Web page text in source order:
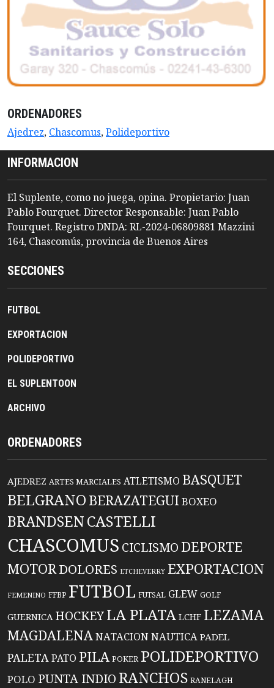
ORDENADORES
Ajedrez, Chascomus,Polideportivo
INFORMACION
El Suplente, como no juega, opina. Propietario: Juan
Pablo Fourquet. Director Responsable: Juan Pablo
Fourquet. Registro DNDA: RL-2024-06809881 Mazzini
164, Chascomús, provincia de Buenos Aires
SECCIONES
FUTBOL
EXPORTACION
POLIDEPORTIVO
EL SUPLENTOON
ARCHIVO
ORDENADORES
AJEDREZ ARTES MARCIALES ATLETISMO BASQUET
BELGRANO BERAZATEGUIBOXEO
BRANDSENCASTELLI
CHASCOMUS CICLISMO DEPORTE
MOTORDOLORES ETCHEVERRY EXPORTACION
FEMENINO FFBP FUTBOL FUTSAL GLEW GOLF
GUERNICA HOCKEYLA PLATA LCHF LEZAMA
MAGDALENANATACIONNAUTICA PADEL
PALETAPATO PILA POKER POLIDEPORTIVO
POLO PUNTA INDIO RANCHOS RANELAGH